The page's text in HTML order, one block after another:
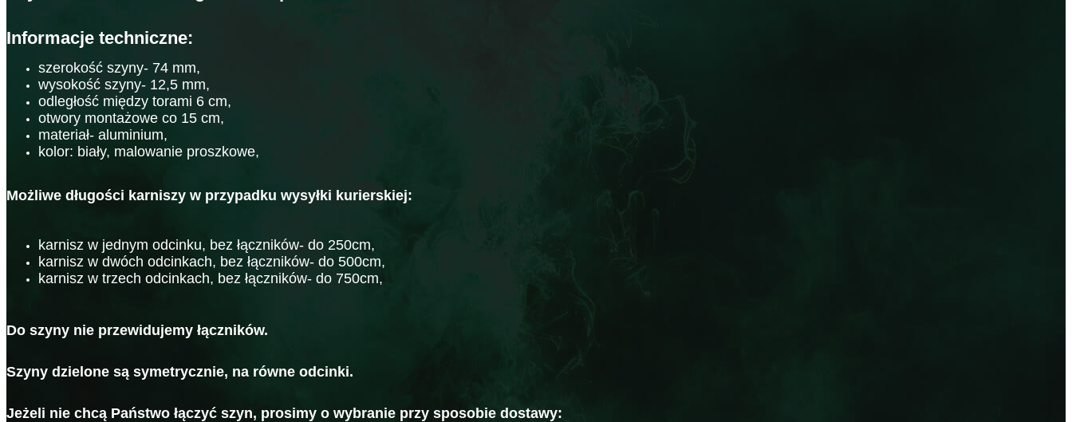
Informacje techniczne:
szerokość szyny- 74 mm,
wysokość szyny- 12,5 mm,
odległość między torami 6 cm,
otwory montażowe co 15 cm,
materiał- aluminium,
kolor: biały, malowanie proszkowe,
Możliwe długości karniszy w przypadku wysyłki kurierskiej:
karnisz w jednym odcinku, bez łączników- do 250cm,
karnisz w dwóch odcinkach, bez łączników- do 500cm,
karnisz w trzech odcinkach, bez łączników- do 750cm,
Do szyny nie przewidujemy łączników.
Szyny dzielone są symetrycznie, na równe odcinki.
Jeżeli nie chcą Państwo łączyć szyn, prosimy o wybranie przy sposobie dostawy: